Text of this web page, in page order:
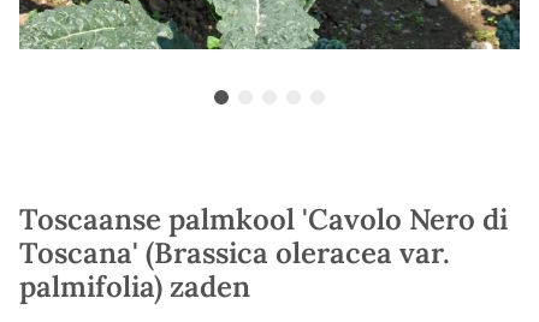
Toscaanse palmkool 'Cavolo Nero di
Toscana' (Brassica oleracea var.
palmifolia) zaden